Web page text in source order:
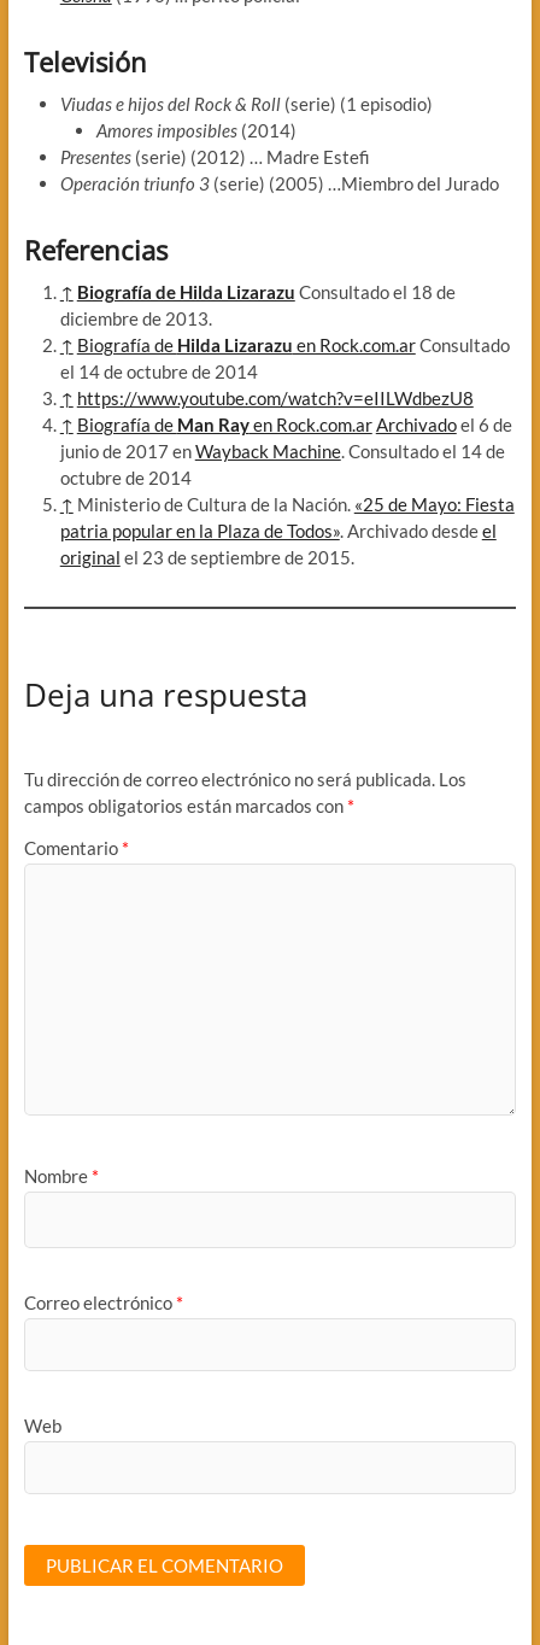
Televisión
Viudas e hijos del Rock & Roll(serie) (1 episodio)
Amores imposibles(2014)
Presentes(serie) (2012) … Madre Estefi
Operación triunfo 3(serie) (2005) …Miembro del Jurado
Referencias
↑ Biografía de Hilda Lizarazu Consultado el 18 de
diciembre de 2013.
↑ Biografía de Hilda Lizarazu en Rock.com.arConsultado
el 14 de octubre de 2014
↑ https://www.youtube.com/watch?v=eIILWdbezU8
↑ Biografía de Man Rayen Rock.com.arArchivadoel 6 de
junio de 2017 enWayback Machine. Consultado el 14 de
octubre de 2014
↑ Ministerio de Cultura de la Nación. «25 de Mayo: Fiesta
patria popular en la Plaza de Todos». Archivado desdeel
original el 23 de septiembre de 2015.
Deja una respuesta
Tu dirección de correo electrónico no será publicada. Los
campos obligatorios están marcados con *
Comentario *
Nombre *
Correo electrónico *
Web